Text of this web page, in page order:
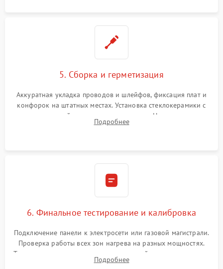
5. Сборка и герметизация
Аккуратная укладка проводов и шлейфов, фиксация плат и
конфорок на штатных местах. Установка стеклокерамики с
проверкой равномерности зазоров. Нанесение
термостойкого герметика или укладка уплотнительной
Подробнее
6. Финальное тестирование и калибровка
Подключение панели к электросети или газовой магистрали.
Проверка работы всех зон нагрева на разных мощностях.
Тестирование сенсорного управления, таймера, индикаторов
остаточного тепла и систем защиты от перегрева.
Подробнее